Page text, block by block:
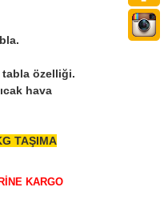
tabla özelliği.
hava
TAŞIMA
KARGO